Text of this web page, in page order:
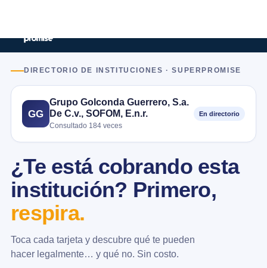
DIRECTORIO DE INSTITUCIONES · SUPERPROMISE
GG
Grupo Golconda Guerrero, S.a.
De C.v., SOFOM, E.n.r.
Consultado 184 veces
En directorio
¿Te está cobrando esta
institución? Primero,
respira.
Toca cada tarjeta y descubre qué te pueden
hacer legalmente… y qué no. Sin costo.